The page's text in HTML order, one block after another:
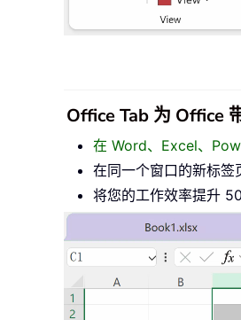
Office Tab 为 Office
在 Word、Excel、
在同一个窗口的新标签
将您的工作效率提升